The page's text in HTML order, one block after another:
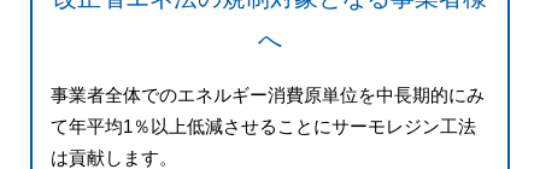
へ
事業者全体でのエネルギー消費原単位を中長期的にみ
て年平均1％以上低減させることにサーモレジン工法
は貢献します。